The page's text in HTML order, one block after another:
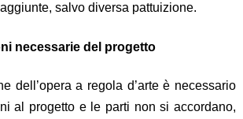
salvo diversa pattuizione.
necessarie del progetto
dell’opera a regola d’arte è necessario
al progetto e le parti non si accordano,